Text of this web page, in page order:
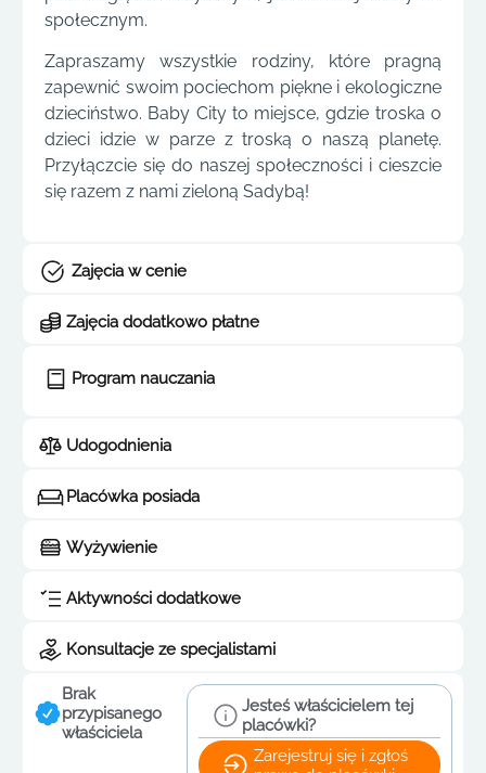
społecznym.
Zapraszamy wszystkie rodziny, które pragną
zapewnić swoim pociechom piękne i ekologiczne
dzieciństwo. Baby City to miejsce, gdzie troska o
dzieci idzie w parze z troską o naszą planetę.
Przyłączcie się do naszej społeczności i cieszcie
się razem z nami zieloną Sadybą!
Zajęcia w cenie
Zajęcia dodatkowo płatne
Program nauczania
Udogodnienia
Placówka posiada
Wyżywienie
Aktywności dodatkowe
Konsultacje ze specjalistami
Brak
przypisanego
właściciela
Jesteś właścicielem tej
placówki?
Zarejestruj się i zgłoś